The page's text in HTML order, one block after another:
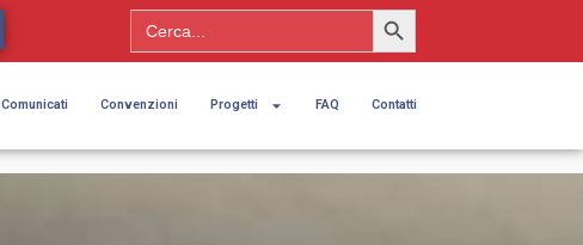
Search
for:
Search Button
Comunicati Convenzioni Progetti FAQ Contatti